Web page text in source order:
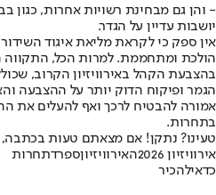
- והן גם מבחינת רשויות אחרות, כגון
יושבות עדיין על הגדר.
הולכת ומתחממת. למרות הכל, התקווה
בהצבעת הקהל באירוויזיון הקרוב,
הגמר ופיקוח הדוק יותר על ההצבעה
אמורה להבטיח לרכך ואף להעלים את
בתחרות.
טעינו? נתקן! אם מצאתם טעות
אירוויזיון 2026
האירוויזיוןספרדתחרות
כדאילהכיר